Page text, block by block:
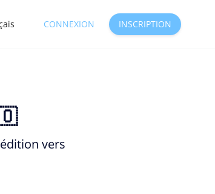
CONNEXION INSCRIPTION
vers